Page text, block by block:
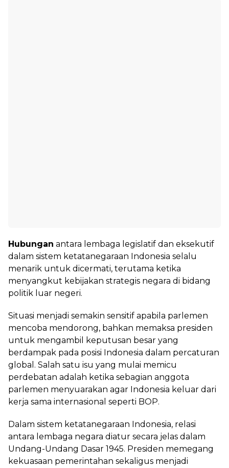
Hubungan antara lembaga legislatif dan eksekutif
dalam sistem ketatanegaraan Indonesia selalu
menarik untuk dicermati, terutama ketika
menyangkut kebijakan strategis negara di bidang
politik luar negeri.
Situasi menjadi semakin sensitif apabila parlemen
mencoba mendorong, bahkan memaksa presiden
untuk mengambil keputusan besar yang
berdampak pada posisi Indonesia dalam percaturan
global. Salah satu isu yang mulai memicu
perdebatan adalah ketika sebagian anggota
parlemen menyuarakan agar Indonesia keluar dari
kerja sama internasional seperti BOP.
Dalam sistem ketatanegaraan Indonesia, relasi
antara lembaga negara diatur secara jelas dalam
Undang-Undang Dasar 1945. Presiden memegang
kekuasaan pemerintahan sekaligus menjadi